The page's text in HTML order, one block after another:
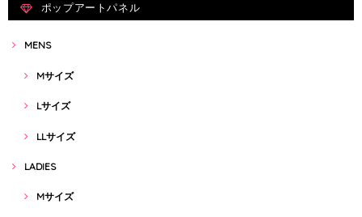
ポップアートパネル
MENS
Mサイズ
Lサイズ
LLサイズ
LADIES
Mサイズ